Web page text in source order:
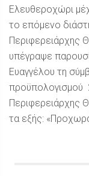
Ελευθεροχώρι
το επόμενο
Περιφερειάρχης
υπέγραψε
Ευαγγέλου τη
προϋπολογισμού
Περιφερειάρχης
τα εξής: